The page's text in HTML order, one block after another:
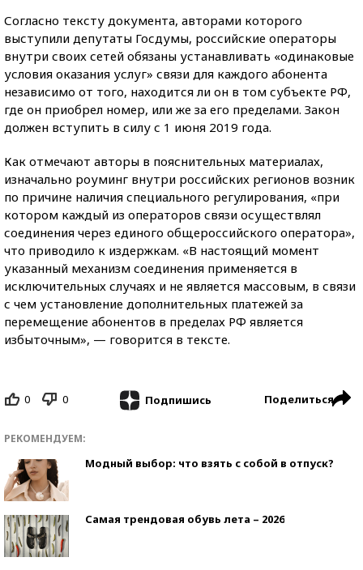
Согласно тексту документа, авторами которого
выступили депутаты Госдумы, российские операторы
внутри своих сетей обязаны устанавливать «одинаковые
условия оказания услуг» связи для каждого абонента
независимо от того, находится ли он в том субъекте РФ,
где он приобрел номер, или же за его пределами. Закон
должен вступить в силу с 1 июня 2019 года.
Как отмечают авторы в пояснительных материалах,
изначально роуминг внутри российских регионов возник
по причине наличия специального регулирования, «при
котором каждый из операторов связи осуществлял
соединения через единого общероссийского оператора»,
что приводило к издержкам. «В настоящий момент
указанный механизм соединения применяется в
исключительных случаях и не является массовым, в связи
с чем установление дополнительных платежей за
перемещение абонентов в пределах РФ является
избыточным», — говорится в тексте.
0 0 Подпишись Поделиться
РЕКОМЕНДУЕМ:
Модный выбор: что взять с собой в отпуск?
Самая трендовая обувь лета – 2026